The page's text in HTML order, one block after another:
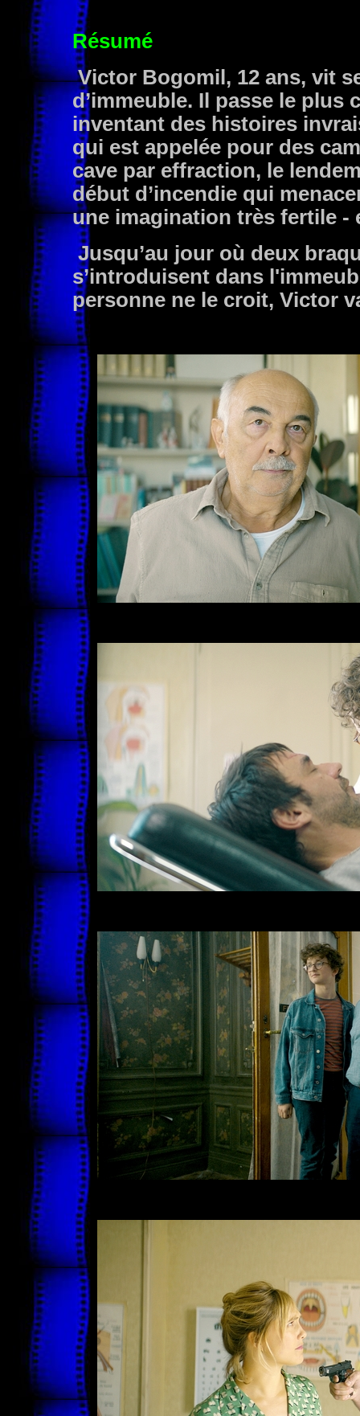
Résumé
Victor Bogomil, 12 ans, vit
d’immeuble. Il passe le plus
inventant des histoires
qui est appelée pour des
cave par effraction, le
début d’incendie qui
une imagination très fertile -
Jusqu’au jour où deux
s’introduisent dans
personne ne le croit, Victor